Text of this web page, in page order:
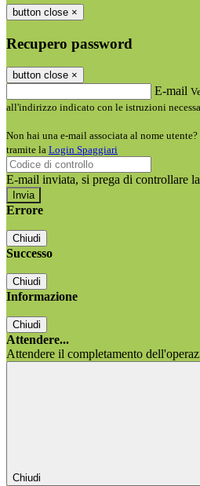
button close ×
Recupero password
button close ×
E-mail
all'indirizzo indicato con le istruzioni
Non hai una e-mail associata al nome
tramite la Login Spaggiari
E-mail inviata, si prega di controllare
Errore
Chiudi
Successo
Chiudi
Informazione
Chiudi
Attendere...
Attendere il completamento
Chiudi